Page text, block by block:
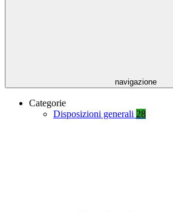
navigazione
Categorie
Disposizioni generali 28